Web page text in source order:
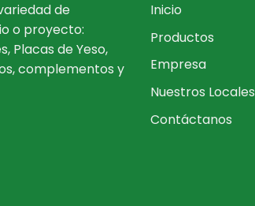
de
o proyecto:
Placas de Yeso,
complementos y
Inicio
Productos
Empresa
Nuestros Locales
Contáctanos